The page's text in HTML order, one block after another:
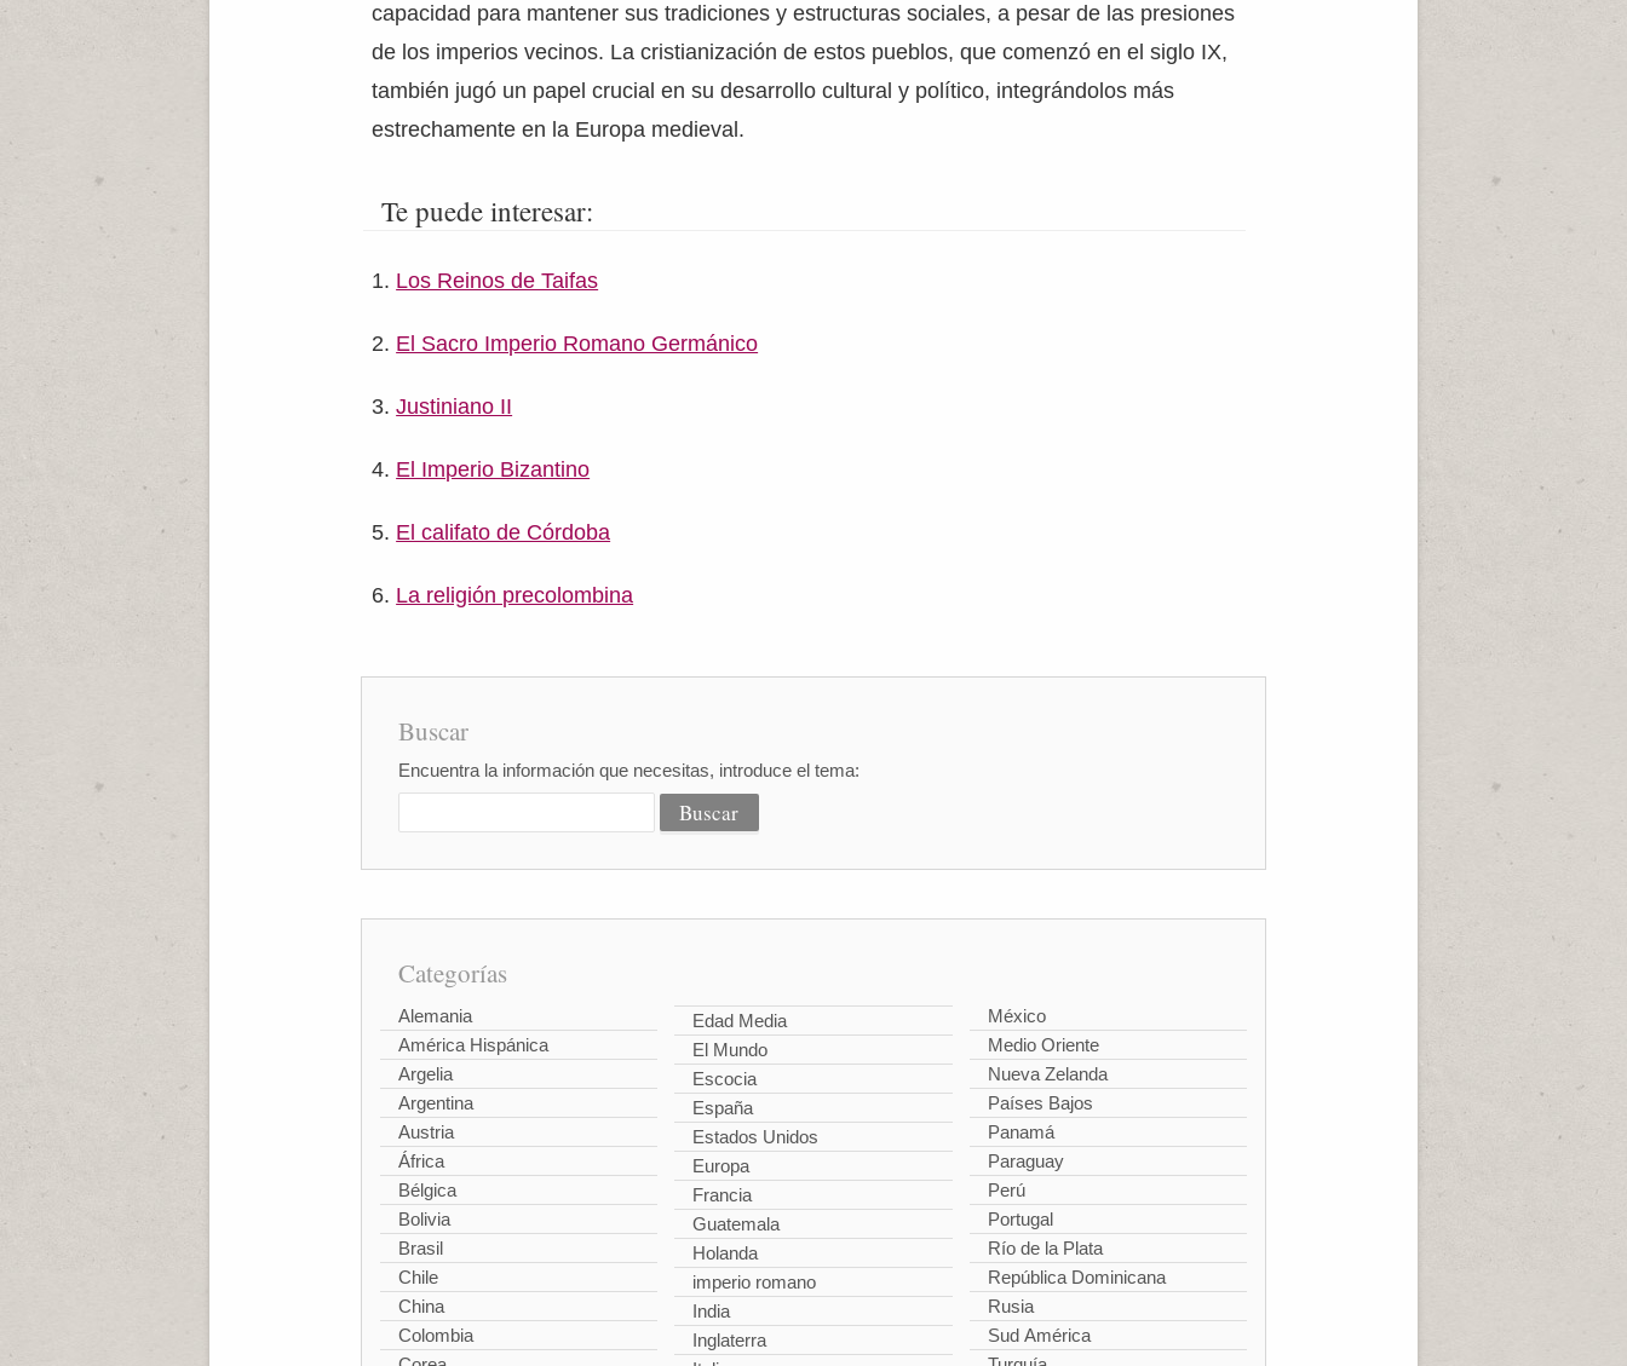
capacidad para mantener sus tradiciones y estructuras sociales, a pesar de las presiones
de los imperios vecinos. La cristianización de estos pueblos, que comenzó en el siglo IX,
también jugó un papel crucial en su desarrollo cultural y político, integrándolos más
estrechamente en la Europa medieval.
Te puede interesar:
Los Reinos de Taifas
El Sacro Imperio Romano Germánico
Justiniano II
El Imperio Bizantino
El califato de Córdoba
La religión precolombina
Buscar
Encuentra la información que necesitas, introduce el tema:
Categorías
Alemania
América Hispánica
Argelia
Argentina
Austria
África
Bélgica
Bolivia
Brasil
Chile
China
Colombia
Edad Media
El Mundo
Escocia
España
Estados Unidos
Europa
Francia
Guatemala
Holanda
imperio romano
India
Inglaterra
México
Medio Oriente
Nueva Zelanda
Países Bajos
Panamá
Paraguay
Perú
Portugal
Río de la Plata
República Dominicana
Rusia
Sud América